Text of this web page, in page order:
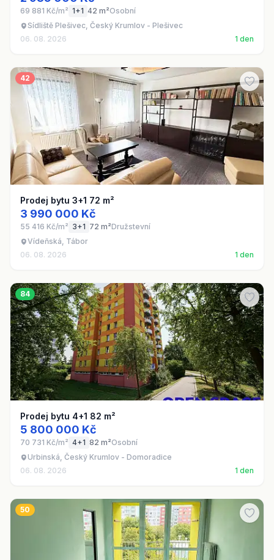
69 881 Kč/m² 1+1 42 m²Osobní
Sídliště Plešivec, Český Krumlov - Plešivec
06. 08. 2026
1 den
42
Prodej bytu 3+1 72 m²
3 990 000 Kč
55 416 Kč/m² 3+1 72 m²Družstevní
Vídeňská, Tábor
06. 08. 2026
1 den
84
Prodej bytu 4+1 82 m²
5 800 000 Kč
70 731 Kč/m² 4+1 82 m²Osobní
Urbinská, Český Krumlov - Domoradice
06. 08. 2026
1 den
50